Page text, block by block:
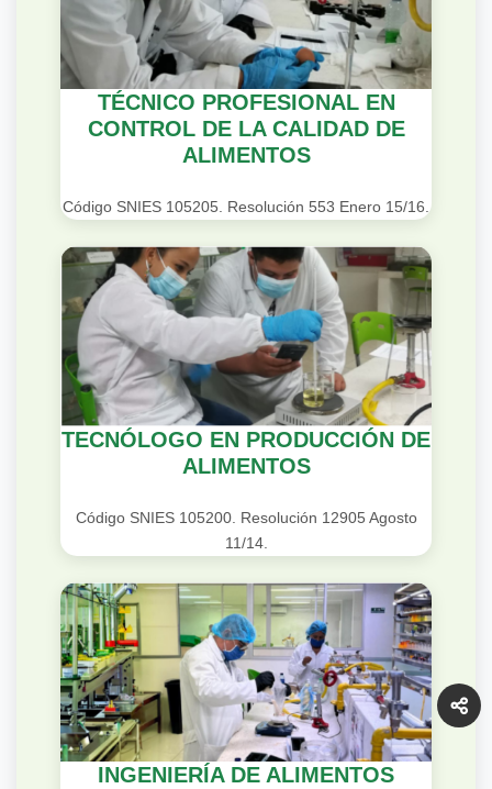
TÉCNICO PROFESIONAL EN
CONTROL DE LA CALIDAD DE
ALIMENTOS
Código SNIES 105205. Resolución 553 Enero 15/16.
TECNÓLOGO EN PRODUCCIÓN DE
ALIMENTOS
Código SNIES 105200. Resolución 12905 Agosto
11/14.
INGENIERÍA DE ALIMENTOS